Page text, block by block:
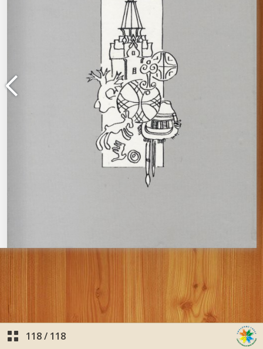
118/ 118